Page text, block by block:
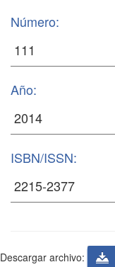
Número:
Año:
ISBN/ISSN:
Descargar archivo: